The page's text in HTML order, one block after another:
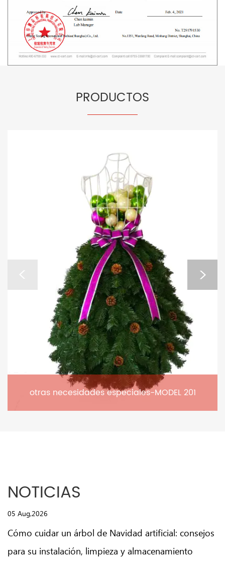
PRODUCTOS
otras necesidades especiales-MODEL 201
NOTICIAS
05 Aug,2026
Cómo cuidar un árbol de Navidad artificial: consejos
para su instalación, limpieza y almacenamiento